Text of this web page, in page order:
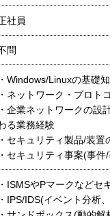
社員
問
・Windows/Linuxの基礎
・ネットワーク・プロト
・企業ネットワークの設
る業務経験
・セキュリティ製品/装置
・セキュリティ事案(事
・ISMSやPマークなどセ
・IPS/IDS(イベント分析